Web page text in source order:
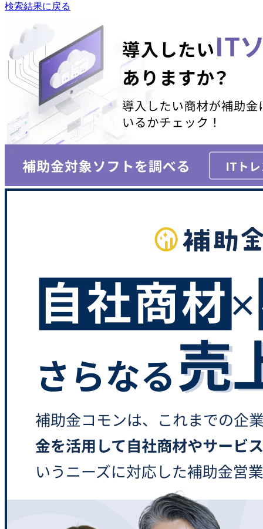
検索結果に戻る